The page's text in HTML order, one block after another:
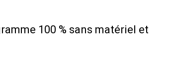
100 % sans matériel et